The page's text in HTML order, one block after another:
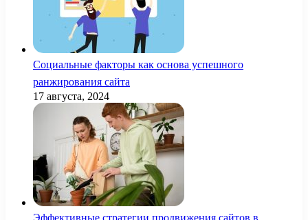
Социальные факторы как основа успешного
ранжирования сайта
17 августа, 2024